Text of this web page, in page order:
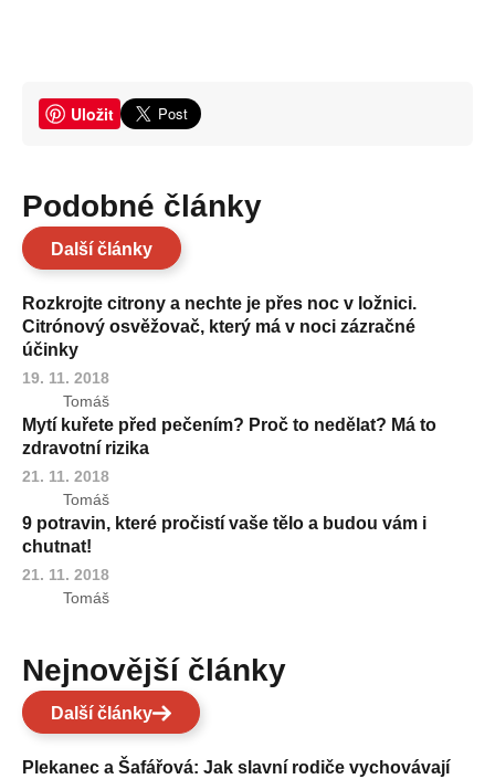
Uložit
Podobné články
Další články
Rozkrojte citrony a nechte je přes noc v ložnici.
Citrónový osvěžovač, který má v noci zázračné
účinky
19. 11. 2018
Tomáš
Mytí kuřete před pečením? Proč to nedělat? Má to
zdravotní rizika
21. 11. 2018
Tomáš
9 potravin, které pročistí vaše tělo a budou vám i
chutnat!
21. 11. 2018
Tomáš
Nejnovější články
Další články
Plekanec a Šafářová: Jak slavní rodiče vychovávají